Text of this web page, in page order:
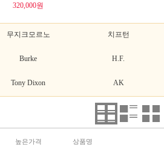
320,000원
무지크모르노 치프턴
Burke H.F.
Tony Dixon AK
높은가격 상품명